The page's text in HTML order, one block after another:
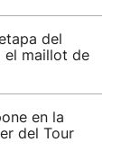
del
el maillot de
en la
del Tour